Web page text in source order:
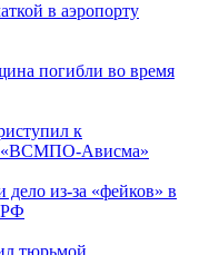
в аэропорту
погибли во время
к
«ВСМПО-Ависма»
дело из-за «фейков» в
РФ
тюрьмой